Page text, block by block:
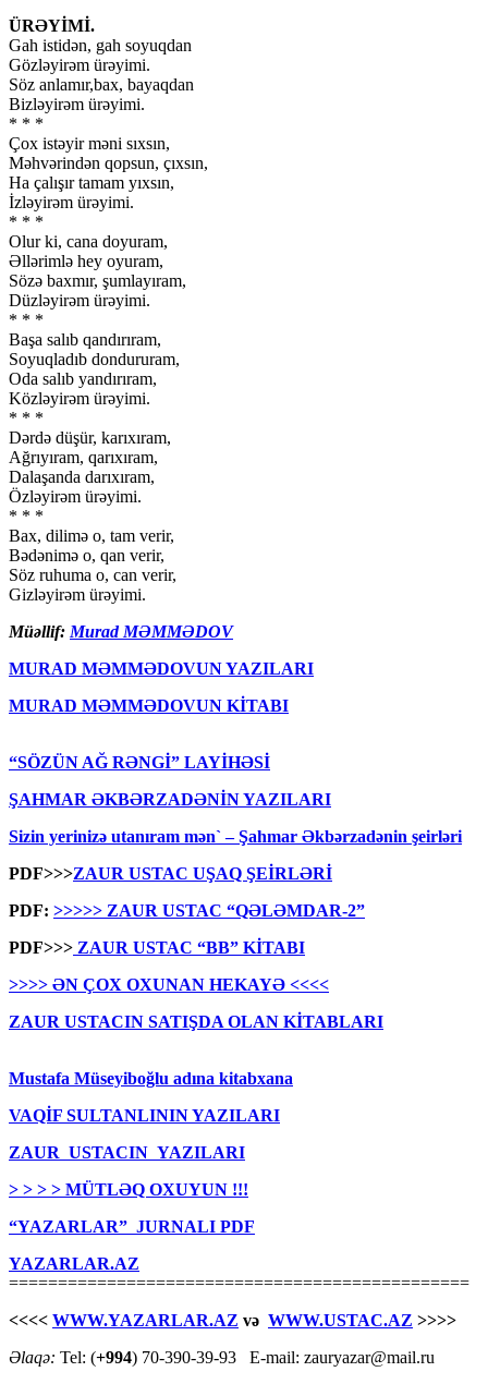
ÜRƏYİMİ.
Gah istidən, gah soyuqdan
Gözləyirəm ürəyimi.
Söz anlamır,bax, bayaqdan
Bizləyirəm ürəyimi.
* * *
Çox istəyir məni sıxsın,
Məhvərindən qopsun, çıxsın,
Ha çalışır tamam yıxsın,
İzləyirəm ürəyimi.
* * *
Olur ki, cana doyuram,
Əllərimlə hey oyuram,
Sözə baxmır, şumlayıram,
Düzləyirəm ürəyimi.
* * *
Başa salıb qandırıram,
Soyuqladıb dondururam,
Oda salıb yandırıram,
Közləyirəm ürəyimi.
* * *
Dərdə düşür, karıxıram,
Ağrıyıram, qarıxıram,
Dalaşanda darıxıram,
Özləyirəm ürəyimi.
* * *
Bax, dilimə o, tam verir,
Bədənimə o, qan verir,
Söz ruhuma o, can verir,
Gizləyirəm ürəyimi.
Müəllif: Murad MƏMMƏDOV
MURAD MƏMMƏDOVUN YAZILARI
MURAD MƏMMƏDOVUN KİTABI
“SÖZÜN AĞ RƏNGİ” LAYİHƏSİ
ŞAHMAR ƏKBƏRZADƏNİN YAZILARI
Sizin yerinizə utanıram mən` – Şahmar Əkbərzadənin şeirləri
PDF>>>ZAUR USTAC UŞAQ ŞEİRLƏRİ
PDF: >>>>> ZAUR USTAC “QƏLƏMDAR-2”
PDF>>> ZAUR USTAC “BB” KİTABI
>>>> ƏN ÇOX OXUNAN HEKAYƏ <<<<
ZAUR USTACIN SATIŞDA OLAN KİTABLARI
Mustafa Müseyiboğlu adına kitabxana
VAQİF SULTANLININ YAZILARI
ZAUR USTACIN YAZILARI
> > > > MÜTLƏQ OXUYUN !!!
“YAZARLAR” JURNALI PDF
YAZARLAR.AZ
===============================================
<<<< WWW.YAZARLAR.AZ və WWW.USTAC.AZ >>>>
Əlaqə: Tel: (+994) 70-390-39-93 E-mail: zauryazar@mail.ru